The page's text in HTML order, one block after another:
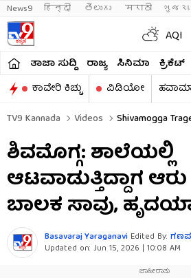
News9 हिन्दी తెలుగు मराठी
AQI
ತಾಜಾ ಸುದ್ದಿ ರಾಜ್ಯ ಸಿನಿಮಾ ಕ್ರಿಕೆಟ್​
ಕಾವೇರಿ ಕಿಚ್ಚು
ವಿಡಿಯೋ
TV9 Kannada
Videos Shivamogga
ಶಿವಮೊಗ್ಗ: ಶಾಲೆಯಲ್ಲಿ
ಆಟವಾಡುತ್ತಿದ್ದಾಗ
ಬಾಲಕ ಸಾವು,
Basavaraj Yaraganavi Edited By:
Updated on: Jun 15, 2026 | 10:08 AM